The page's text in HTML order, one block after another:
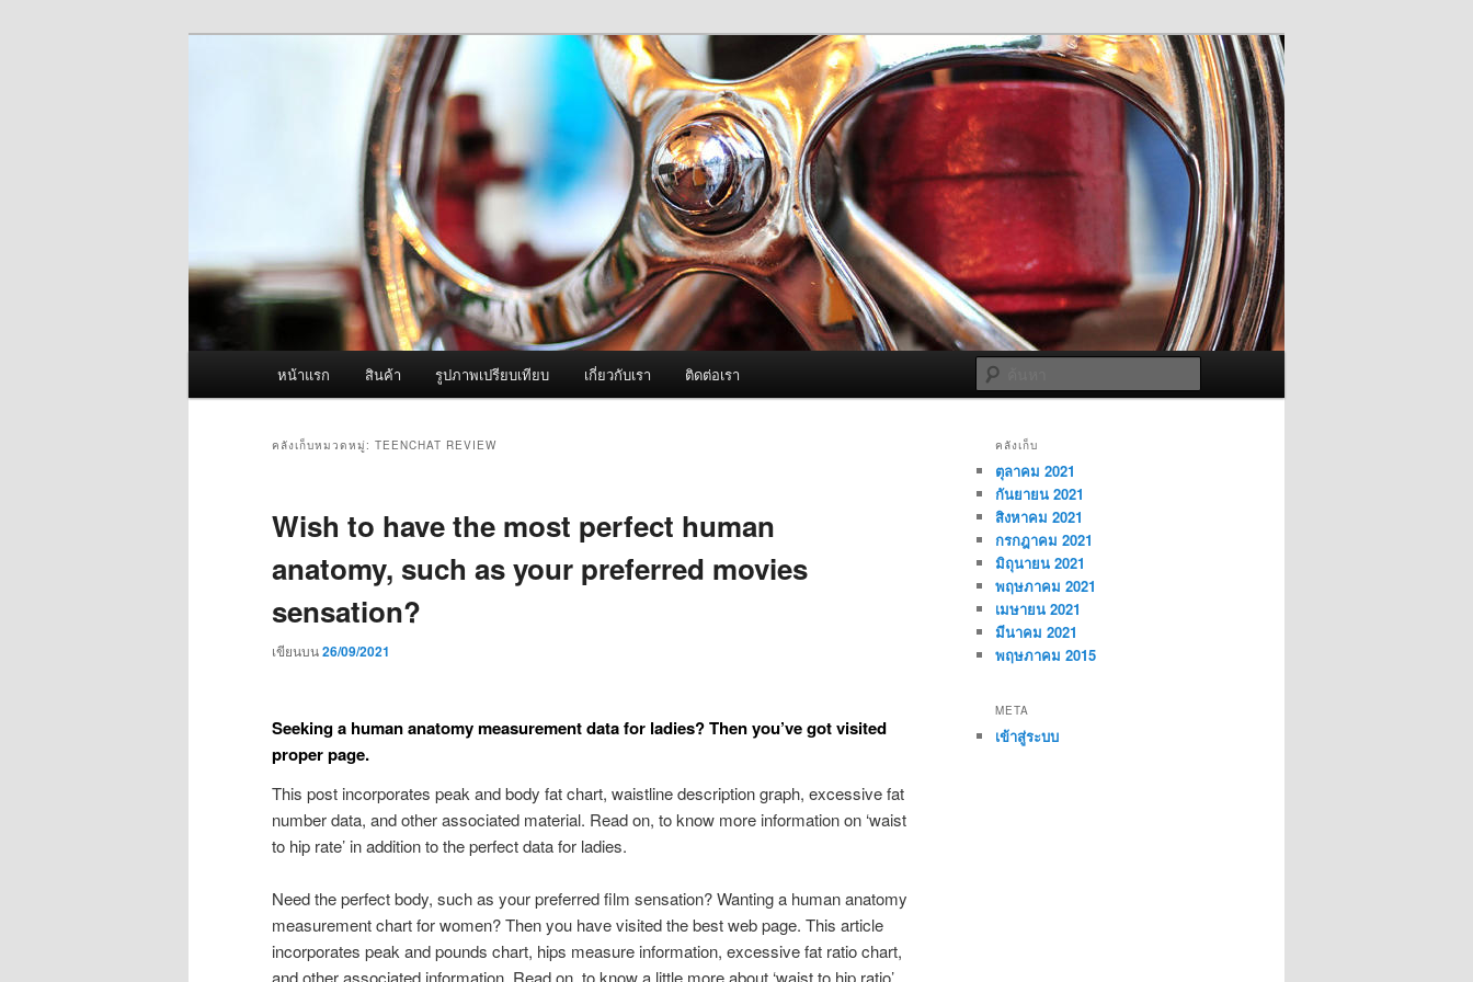
ผู้นำเข้าเครื่องพ่นหมอกควัน Best Fogger /
Fogger One และ อะไหล่
จำหน่ายเครื่องพ่นหมอกควัน คุณภาพดี บริการด้วยความจริงใจ
หน้าแรก สินค้า รูปภาพเปรียบเทียบ เกี่ยวกับเรา ติดต่อเรา
คลังเก็บหมวดหมู่: TEENCHAT REVIEW
Wish to have the most perfect human
anatomy, such as your preferred movies
sensation?
เขียนบน26/09/2021
Seeking a human anatomy measurement data for ladies? Then you’ve got visited
proper page.
This post incorporates peak and body fat chart, waistline description graph, excessive fat
number data, and other associated material. Read on, to know more information on ‘waist
to hip rate’ in addition to the perfect data for ladies.
Need the perfect body, such as your preferred film sensation? Wanting a human anatomy
measurement chart for women? Then you have visited the best web page. This article
incorporates peak and pounds chart, hips measure information, excessive fat ratio chart,
คลังเก็บ
ตุลาคม 2021
กันยายน 2021
สิงหาคม 2021
กรกฎาคม 2021
มิถุนายน 2021
พฤษภาคม 2021
เมษายน 2021
มีนาคม 2021
พฤษภาคม 2015
META
เข้าสู่ระบบ